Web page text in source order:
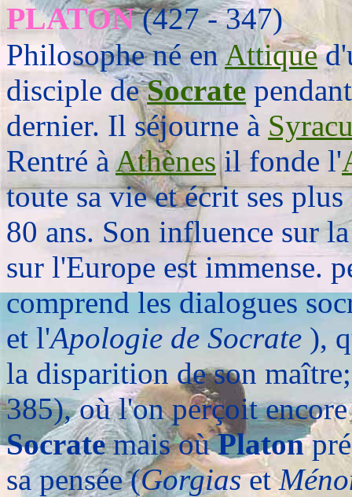
PLATON(427 - 347)
Philosophe né enAttique
disciple deSocrate
dernier. Il séjourne à
Rentré àAthènesil fonde l'
toute sa vie et écrit ses
80 ans. Son influence sur
sur l'Europe est immense.
comprend les dialogues
et l'Apologie de Socrate ),
la disparition de son
385), où l'on perçoit
Socratemais oùPlaton
sa pensée (Gorgiaset